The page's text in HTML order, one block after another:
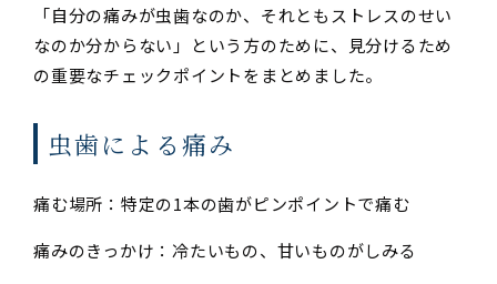
「自分の痛みが虫歯なのか、それともストレスのせい
なのか分からない」という方のために、見分けるため
の重要なチェックポイントをまとめました。
虫歯による痛み
痛む場所：特定の1本の歯がピンポイントで痛む
痛みのきっかけ：冷たいもの、甘いものがしみる